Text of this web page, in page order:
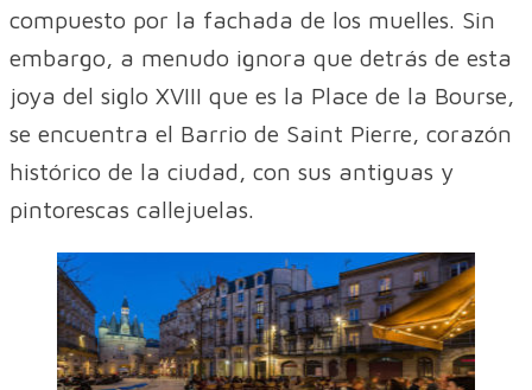
compuesto por la fachada de los muelles. Sin
embargo, a menudo ignora que detrás de esta
joya del siglo XVIII que es la Place de la Bourse,
se encuentra el Barrio de Saint Pierre, corazón
histórico de la ciudad, con sus antiguas y
pintorescas callejuelas.